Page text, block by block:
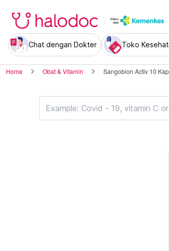
Chat dengan Dokter Toko
Home Obat & Vitamin Sangobion Activ 10